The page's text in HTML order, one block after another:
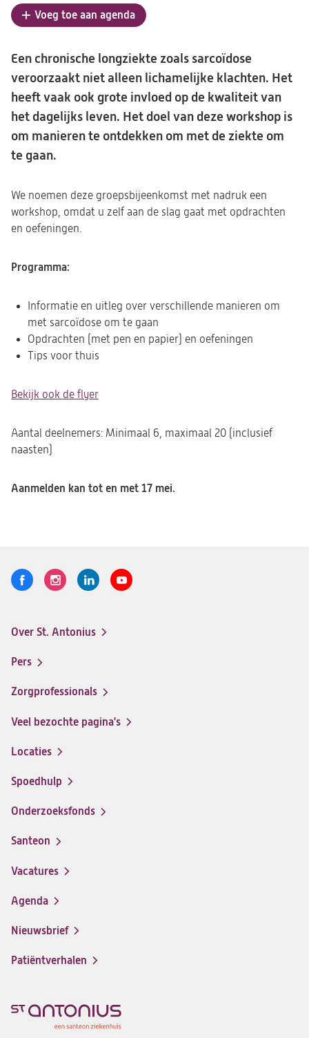
Voeg toe aan agenda
Een chronische longziekte zoals sarcoïdose
veroorzaakt niet alleen lichamelijke klachten. Het
heeft vaak ook grote invloed op de kwaliteit van
het dagelijks leven. Het doel van deze workshop is
om manieren te ontdekken om met de ziekte om
te gaan.
We noemen deze groepsbijeenkomst met nadruk een
workshop, omdat u zelf aan de slag gaat met opdrachten
en oefeningen.
Programma:
Informatie en uitleg over verschillende manieren om
met sarcoïdose om te gaan
Opdrachten (met pen en papier) en oefeningen
Tips voor thuis
Bekijk ook de flyer
een
Aantal deelnemers: Minimaal 6, maximaal 20 (inclusief
naasten)
Aanmelden kan tot en met 17 mei.
Volg
Logo
een
ziekenhuis
op
Logo
een
op
Logo
een
op
Logo
menu
Over St. Antonius
Pers
Zorgprofessionals
Veel bezochte pagina's
Locaties
Spoedhulp
Onderzoeksfonds
Santeon
(opent
in
nieuwe
Vacatures
(opent
in
nieuwe
Agenda
Nieuwsbrief
Patiëntverhalen